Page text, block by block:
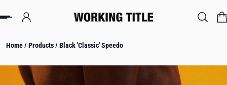
TO CONTENT
Home/Products/Black 'Classic' Speedo